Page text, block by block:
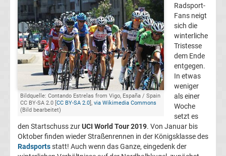
Radrennfahrer
Liste
Radsport
Renntaktiken
Wettbewerbe
Bildquelle: Contando Estrelas from Vigo, España / Spain
CC BY-SA 2.0 [CC BY-SA 2.0], via Wikimedia Commons
(Bild bearbeitet)
Radsport-
Fans neigt
sich die
winterliche
Tristesse
dem Ende
entgegen.
In etwas
weniger
als einer
Woche
setzt es
den Startschuss zurUCI World Tour 2019. Von Januar bis
Oktober finden wieder Straßenrennen in der Königsklasse des
Radsportsstatt! Auch wenn das Ganze, eingedenk der